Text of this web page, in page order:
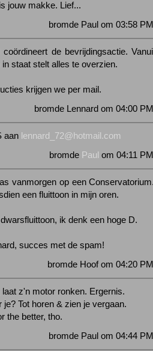
jouw makke. Lief...
bromde Paul om 03:58
coördineert de bevrijdingsactie.
in staat stelt alles te overzien.
krijgen we per mail.
bromde Lennard om 04:00
aan lennard_72@hotmail.com
bromde Paul om 04:11
vanmorgen op een
een fluittoon in mijn oren.
ik denk een hoge D.
succes met de spam!
bromde Hoof om 04:20
laat z'n motor ronken. Ergernis.
je? Tot horen & zien je vergaan.
the better, tho.
bromde Paul om 04:44